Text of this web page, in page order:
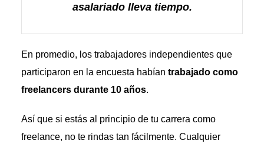
asalariado lleva tiempo.
En promedio, los trabajadores independientes que
participaron en la encuesta habían trabajado como
freelancers durante 10 años.
Así que si estás al principio de tu carrera como
freelance, no te rindas tan fácilmente. Cualquier